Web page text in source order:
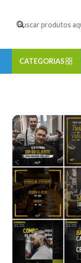
CATEGORIAS